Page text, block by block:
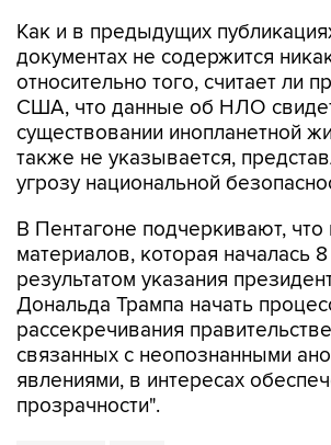
Как и в предыдущих
документах не содержится
относительно того, считает ли
США, что данные об НЛО
существовании инопланетной
также не указывается,
угрозу национальной
В Пентагоне подчеркивают, что
материалов, которая началась
результатом указания
Дональда Трампа начать
рассекречивания
связанных с неопознанными
явлениями, в интересах
прозрачности".